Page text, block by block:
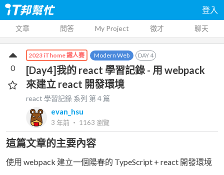
登入
文章 問答 My Project 徵才 聊天
2023 iThome 鐵人賽 Modern Web DAY4
[Day4]我的 react 學習記錄 - 用 webpack
來建立 react 開發環境
react 學習記錄 系列 第4 篇
evan_hsu
3 年前 ‧ 1163 瀏覽
0
這篇文章的主要內容
使用 webpack 建立一個陽春的 TypeScript + react 開發環境